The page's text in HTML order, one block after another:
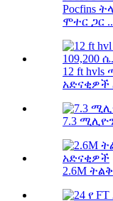
Pocfins
ሞተር ጋር
12 ft hvls
አድናቂዎች
7.3
2.6M